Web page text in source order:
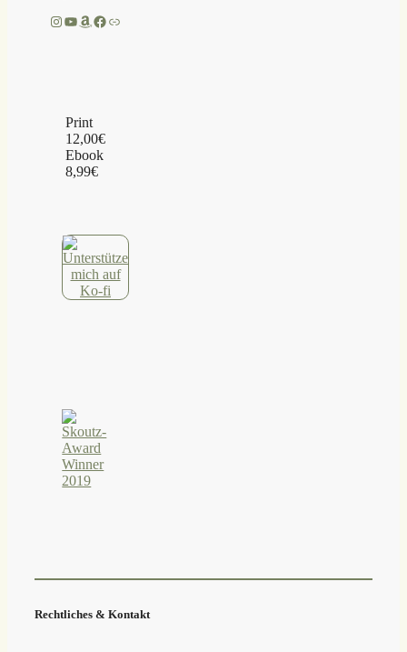
Instagram
YouTube
Amazon
Facebook
Link
Print
12,00€
Ebook
8,99€
Rechtliches & Kontakt